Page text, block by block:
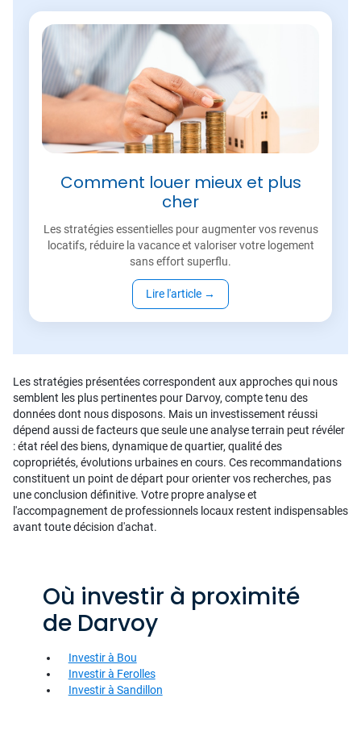
Comment louer mieux et plus
cher
Les stratégies essentielles pour augmenter vos revenus
locatifs, réduire la vacance et valoriser votre logement
sans effort superflu.
Lire l'article →
Les stratégies présentées correspondent aux approches qui nous
semblent les plus pertinentes pour Darvoy, compte tenu des
données dont nous disposons. Mais un investissement réussi
dépend aussi de facteurs que seule une analyse terrain peut révéler
: état réel des biens, dynamique de quartier, qualité des
copropriétés, évolutions urbaines en cours. Ces recommandations
constituent un point de départ pour orienter vos recherches, pas
une conclusion définitive. Votre propre analyse et
l'accompagnement de professionnels locaux restent indispensables
avant toute décision d'achat.
Où investir à proximité
de Darvoy
Investir à Bou
Investir à Ferolles
Investir à Sandillon